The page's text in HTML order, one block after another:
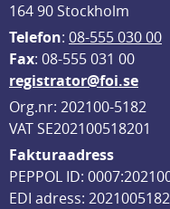
164 90 Stockholm
Telefon: 08-555 030 00
Fax: 08-555 031 00
registrator@foi.se
Org.nr: 202100-5182
VAT SE202100518201
Fakturaadress
PEPPOL ID:
EDI adress: 2021005182